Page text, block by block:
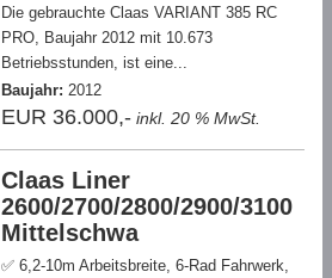
Die gebrauchte Claas VARIANT 385 RC
PRO, Baujahr 2012 mit 10.673
Betriebsstunden, ist eine...
Baujahr: 2012
EUR 36.000,- inkl. 20 % MwSt.
Claas Liner
2600/2700/2800/2900/3100
Mittelschwa
✅ 6,2-10m Arbeitsbreite, 6-Rad Fahrwerk,